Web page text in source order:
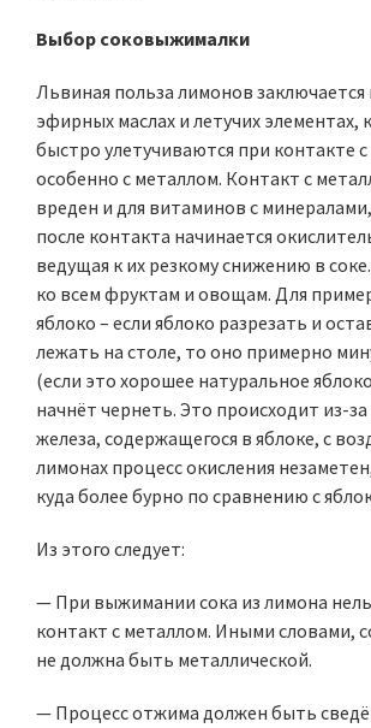
Выбор соковыжималки
Львиная польза лимонов заключается
эфирных маслах и летучих элементах,
быстро улетучиваются при контакте
особенно с металлом. Контакт с
вреден и для витаминов с минералами,
после контакта начинается
ведущая к их резкому снижению в
ко всем фруктам и овощам. Для
яблоко – если яблоко разрезать и
лежать на столе, то оно примерно
(если это хорошее натуральное
начнёт чернеть. Это происходит из-
железа, содержащегося в яблоке, с
лимонах процесс окисления
куда более бурно по сравнению с
Из этого следует:
— При выжимании сока из лимона
контакт с металлом. Иными словами,
не должна быть металлической.
— Процесс отжима должен быть